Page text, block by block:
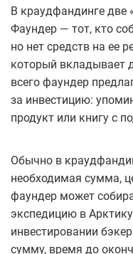
В краудфандинге две
Фаундер — тот, кто
но нет средств на ее
который вкладывает
всего фаундер
за инвестицию:
продукт или книгу с
Обычно в
необходимая сумма,
фаундер может
экспедицию в
инвестировании
сумму, время до